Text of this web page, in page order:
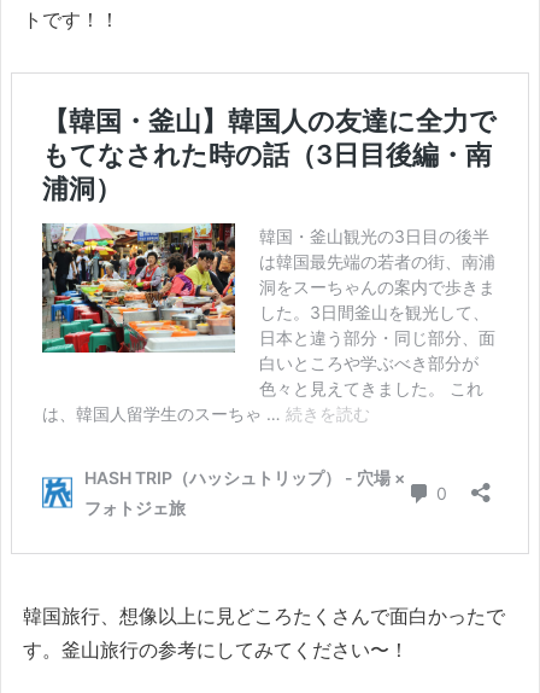
トです！！
韓国旅行、想像以上に見どころたくさんで面白かったで
す。釜山旅行の参考にしてみてください〜！